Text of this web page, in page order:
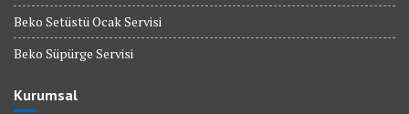
Beko Setüstü Ocak Servisi
Beko Süpürge Servisi
Kurumsal